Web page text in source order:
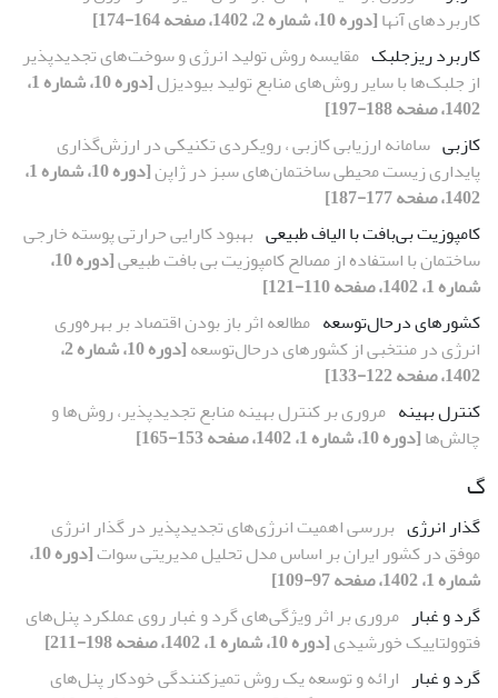
کاربردهای آن‏ها[دوره 10، شماره 2، 1402، صفحه 164-174]
کاربرد ریزجلبک مقایسه روش تولید انرژی و سوخت‌های تجدیدپذیر
از جلبک‌ها با سایر روش‌های منابع تولید بیودیزل
[دوره 10، شماره 1،
1402، صفحه 188-197]
کازبی سامانه ارزیابی کازبی ، رویکردی تکنیکی در ارزش‌گذاری
پایداری زیست محیطی ساختمان‌های سبز در ژاپن
[دوره 10، شماره 1،
1402، صفحه 177-187]
کامپوزیت بی‌بافت با الیاف طبیعی بهبود کارایی حرارتی پوسته خارجی
ساختمان با استفاده از مصالح کامپوزیت بی بافت طبیعی
[دوره 10،
شماره 1، 1402، صفحه 110-121]
کشورهای درحال‌توسعه مطالعه اثر باز بودن اقتصاد بر بهره‌وری
انرژی در منتخبی از کشورهای درحال‌توسعه
[دوره 10، شماره 2،
1402، صفحه 122-133]
کنترل بهینه مروری بر کنترل بهینه منابع تجدیدپذیر، روش‌ها و
چالش‌ها[دوره 10، شماره 1، 1402، صفحه 153-165]
گ
گذار انرژی بررسی اهمیت انرژی‌های تجدیدپذیر در گذار انرژی
موفق در کشور ایران بر اساس مدل تحلیل مدیریتی سوات
[دوره 10،
شماره 1، 1402، صفحه 97-109]
گرد و غبار مروری بر اثر ویژگی‌های گرد و غبار روی عملکرد پنل‌های
فتوولتاییک خورشیدی[دوره 10، شماره 1، 1402، صفحه 198-211]
گرد و غبار ارائه و توسعه یک روش تمیزکنندگی خودکار پنل‌های